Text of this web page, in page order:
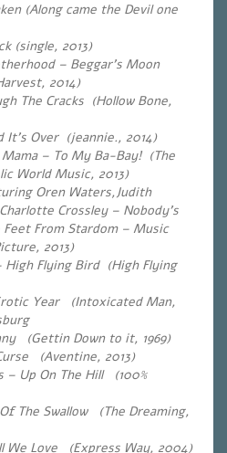
(Along came the Devil one
(single, 2013)
– Beggar’s Moon
2014)
The Cracks (Hollow Bone,
It’s Over (jeannie., 2014)
Mama – To My Ba-Bay! (The
World Music, 2013)
Oren Waters,Judith
Crossley – Nobody’s
From Stardom – Music
2013)
High Flying Bird (High Flying
Year (Intoxicated Man,
(Gettin Down to it, 1969)
(Aventine, 2013)
– Up On The Hill (100%
The Swallow (The Dreaming,
We Love (Express Way, 2004)